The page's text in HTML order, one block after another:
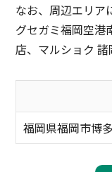
なお、周辺エリア
グセガミ福岡空港
店、マルショク 諸
福岡県福岡市博